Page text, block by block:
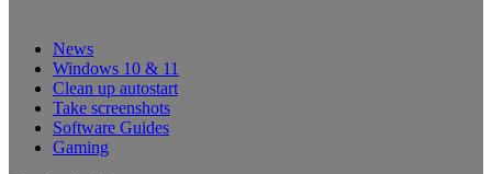
News
Windows 10 & 11
Clean up autostart
Take screenshots
Software Guides
Gaming